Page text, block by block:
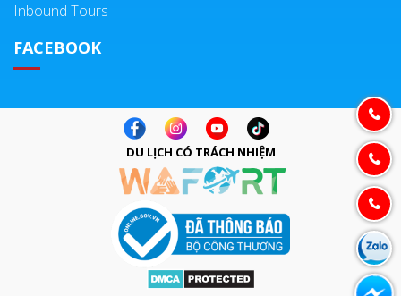
Inbound Tours
FACEBOOK
DU LỊCH CÓ TRÁCH NHIỆM